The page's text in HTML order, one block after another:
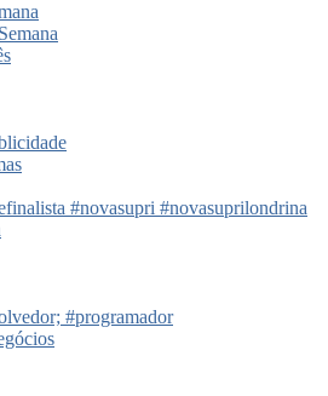
#novasupri #novasuprilondrina
#programador